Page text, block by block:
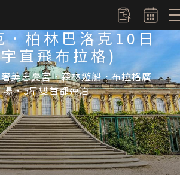
訂單查詢
．柏林巴洛克10日
直飛布拉格)
美忘憂宮．森林遊船．布拉格廣
場．5星雙首都連泊